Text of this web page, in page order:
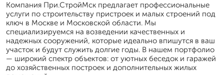
Компания При.СтройМск предлагает профессиональные
услуги по строительству пристроек и малых строений под
ключ в Москве и Московской области. Мы
специализируемся на возведении качественных и
надежных сооружений, которые идеально впишутся в ваш
участок и будут служить долгие годы. В нашем портфолио
— широкий спектр объектов: от уютных беседок и гаражей
до хозяйственных построек и дополнительных жилых